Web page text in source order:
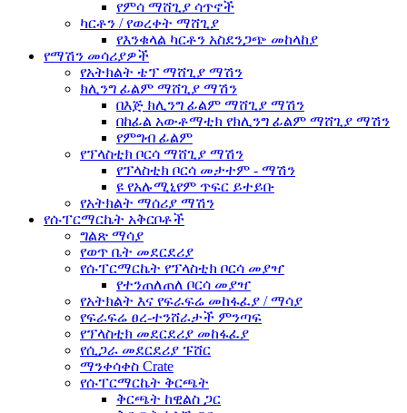
የምሳ ማሸጊያ ሳጥኖች
ካርቶን / የወረቀት ማሸጊያ
የእንቁላል ካርቶን አስደንጋጭ መከላከያ
የማሽን መሳሪያዎች
የአትክልት ቴፕ ማሸጊያ ማሽን
ክሊንግ ፊልም ማሸጊያ ማሽን
በእጅ ክሊንግ ፊልም ማሸጊያ ማሽን
በከፊል አውቶማቲክ የክሊንግ ፊልም ማሸጊያ ማሽን
የምግብ ፊልም
የፕላስቲክ ቦርሳ ማሸጊያ ማሽን
የፕላስቲክ ቦርሳ መታተም - ማሽን
ዩ የአሉሚኒየም ጥፍር ይተይቡ
የአትክልት ማሰሪያ ማሽን
የሱፐርማርኬት አቅርቦቶች
ግልጽ ማሳያ
የወጥ ቤት መደርደሪያ
የሱፐርማርኬት የፕላስቲክ ቦርሳ መያዣ
የተንጠለጠለ ቦርሳ መያዣ
የአትክልት እና የፍራፍሬ መከፋፈያ / ማሳያ
የፍራፍሬ ፀረ-ተንሸራታች ምንጣፍ
የፕላስቲክ መደርደሪያ መከፋፈያ
የሲጋራ መደርደሪያ ፑሸር
ማንቀሳቀስ Crate
የሱፐርማርኬት ቅርጫት
ቅርጫት ከዊልስ ጋር